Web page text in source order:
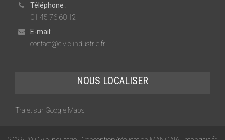
Téléphone :
01 45 76 60 12
E-mail:
contact@civic-industrie.fr
NOUS LOCALISER
Trajet sur Google Maps